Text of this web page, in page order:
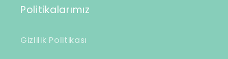
Politikalarımız
Gizlilik Politikası